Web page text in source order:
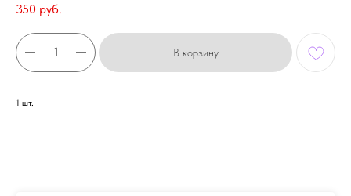
350 руб.
В корзину
1 шт.